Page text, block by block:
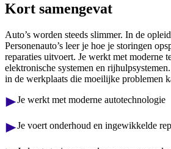
Kort samengevat
Auto’s worden steeds slimmer. In de
Personenauto’s leer je hoe je storingen
reparaties uitvoert. Je werkt met moderne
elektronische systemen en
in de werkplaats die moeilijke problemen
Je werkt met moderne autotechnologie
Je voert onderhoud en ingewikkelde